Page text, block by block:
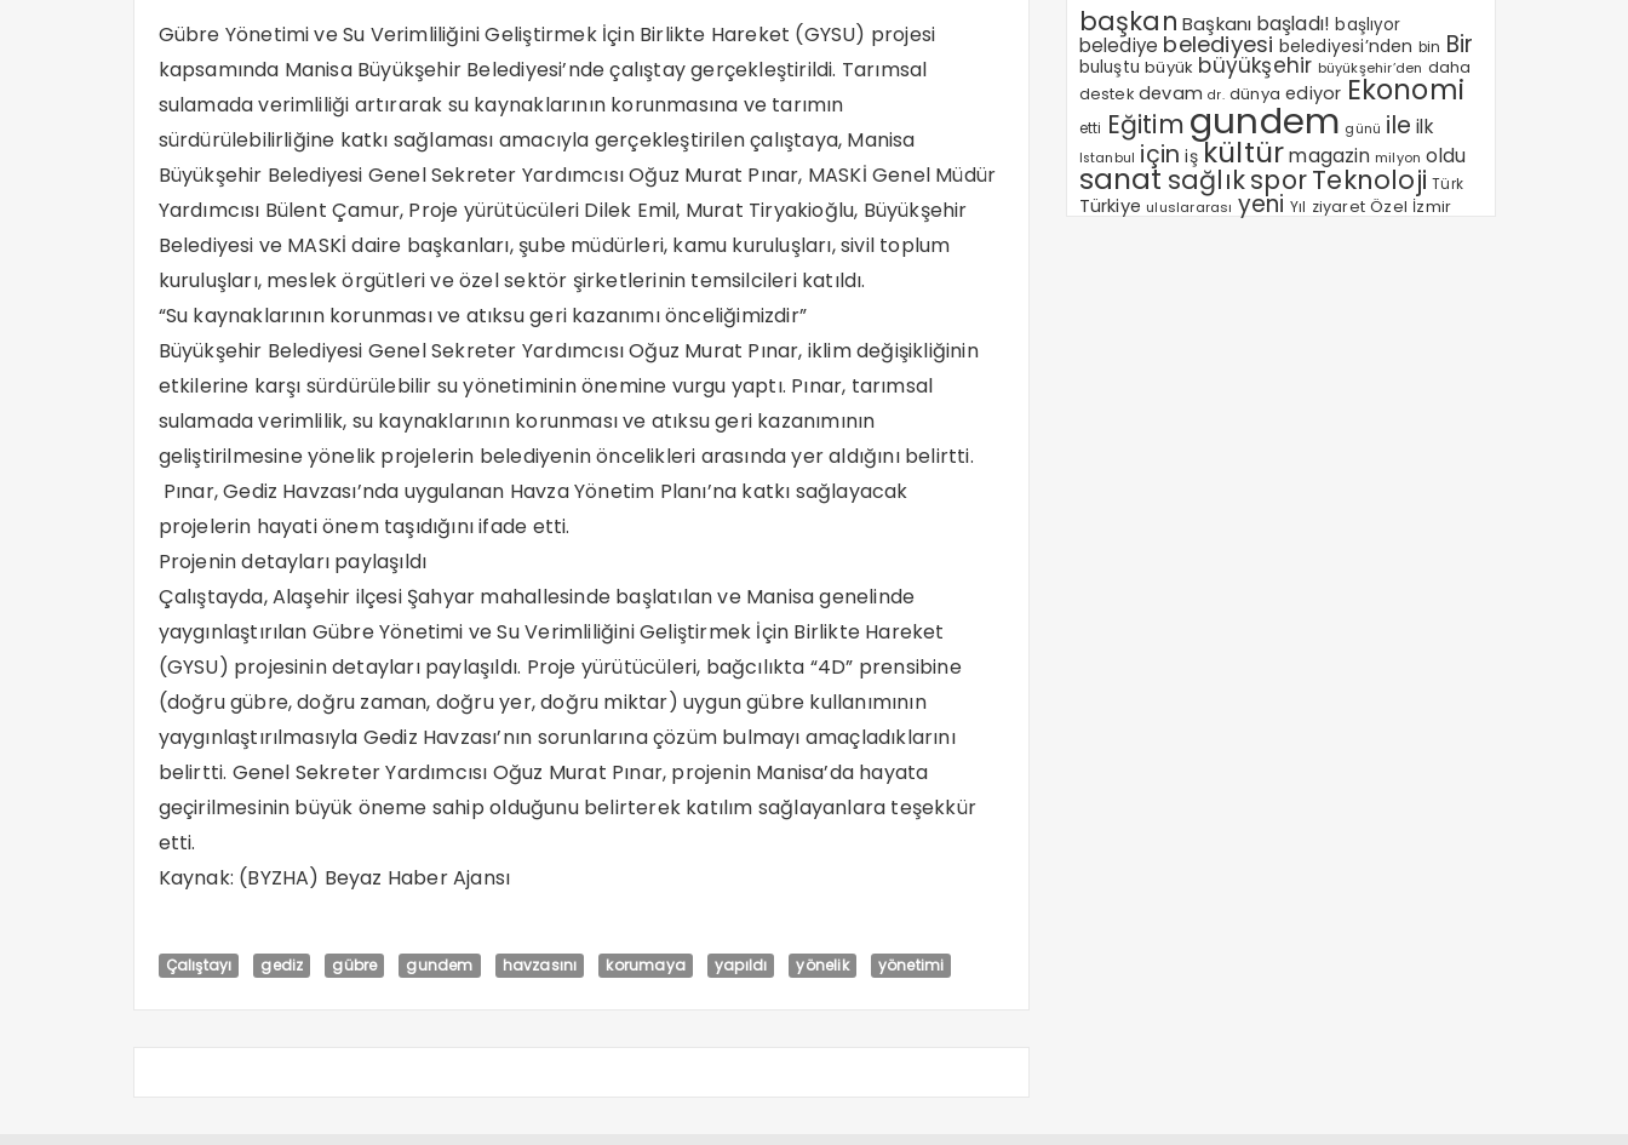
Gübre Yönetimi ve Su Verimliliğini Geliştirmek İçin Birlikte Hareket (GYSU) projesi
kapsamında Manisa Büyükşehir Belediyesi’nde çalıştay gerçekleştirildi. Tarımsal
sulamada verimliliği artırarak su kaynaklarının korunmasına ve tarımın
sürdürülebilirliğine katkı sağlaması amacıyla gerçekleştirilen çalıştaya, Manisa
Büyükşehir Belediyesi Genel Sekreter Yardımcısı Oğuz Murat Pınar, MASKİ Genel Müdür
Yardımcısı Bülent Çamur, Proje yürütücüleri Dilek Emil, Murat Tiryakioğlu, Büyükşehir
Belediyesi ve MASKİ daire başkanları, şube müdürleri, kamu kuruluşları, sivil toplum
kuruluşları, meslek örgütleri ve özel sektör şirketlerinin temsilcileri katıldı.
“Su kaynaklarının korunması ve atıksu geri kazanımı önceliğimizdir”
Büyükşehir Belediyesi Genel Sekreter Yardımcısı Oğuz Murat Pınar, iklim değişikliğinin
etkilerine karşı sürdürülebilir su yönetiminin önemine vurgu yaptı. Pınar, tarımsal
sulamada verimlilik, su kaynaklarının korunması ve atıksu geri kazanımının
geliştirilmesine yönelik projelerin belediyenin öncelikleri arasında yer aldığını belirtti.
Pınar, Gediz Havzası’nda uygulanan Havza Yönetim Planı’na katkı sağlayacak
projelerin hayati önem taşıdığını ifade etti.
Projenin detayları paylaşıldı
Çalıştayda, Alaşehir ilçesi Şahyar mahallesinde başlatılan ve Manisa genelinde
yaygınlaştırılan Gübre Yönetimi ve Su Verimliliğini Geliştirmek İçin Birlikte Hareket
(GYSU) projesinin detayları paylaşıldı. Proje yürütücüleri, bağcılıkta “4D” prensibine
(doğru gübre, doğru zaman, doğru yer, doğru miktar) uygun gübre kullanımının
yaygınlaştırılmasıyla Gediz Havzası’nın sorunlarına çözüm bulmayı amaçladıklarını
belirtti. Genel Sekreter Yardımcısı Oğuz Murat Pınar, projenin Manisa’da hayata
geçirilmesinin büyük öneme sahip olduğunu belirterek katılım sağlayanlara teşekkür
etti.
Kaynak: (BYZHA) Beyaz Haber Ajansı
Çalıştayı gediz gübre gundem havzasını korumaya yapıldı yönelik yönetimi
başkan Başkanı başladı! başlıyor
belediye belediyesi belediyesi’nden bin Bir
buluştu büyük büyükşehir büyükşehir’den daha
destek devam dr. dünya ediyor Ekonomi
etti Eğitim gundem günü ile ilk
Istanbul için iş kültür magazin milyon oldu
sanat sağlıksporTeknoloji Türk
Türkiye uluslararası yeni Yıl ziyaret Özel İzmir